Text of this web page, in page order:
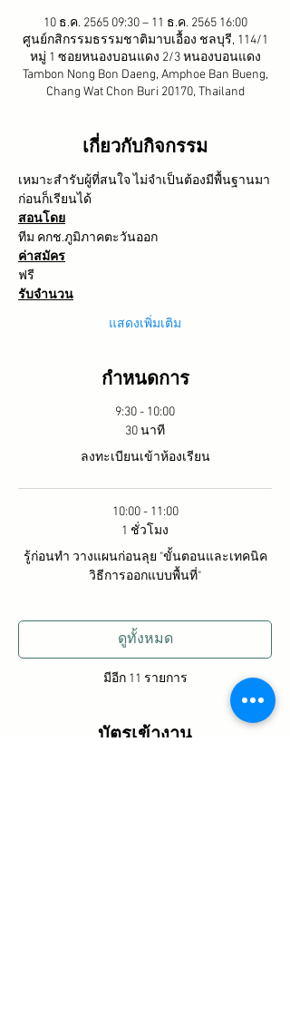
10 ธ.ค. 2565 09:30 – 11 ธ.ค. 2565 16:00
ศูนย์กสิกรรมธรรมชาติมาบเอื้อง ชลบุรี, 114/1
หมู่ 1 ซอยหนองบอนแดง 2/3 หนองบอนแดง
Tambon Nong Bon Daeng, Amphoe Ban Bueng,
Chang Wat Chon Buri 20170, Thailand
เกี่ยวกับกิจกรรม
เหมาะสำรับผู้ที่สนใจ ไม่จำเป็นต้องมีพื้นฐานมา
ก่อนก็เรียนได้
สอนโดย
ทีม คกช.ภูมิภาคตะวันออก
ค่าสมัคร
ฟรี
รับจำนวน
แสดงเพิ่มเติม
กำหนดการ
9:30 - 10:00
30 นาที
ลงทะเบียนเข้าห้องเรียน
10:00 - 11:00
1 ชั่วโมง
รู้ก่อนทำ วางแผนก่อนลุย "ขั้นตอนและเทคนิค
วิธีการออกแบบพื้นที่"
มีอีก 11 รายการ
ดูทั้งหมด
บัตรเข้างาน